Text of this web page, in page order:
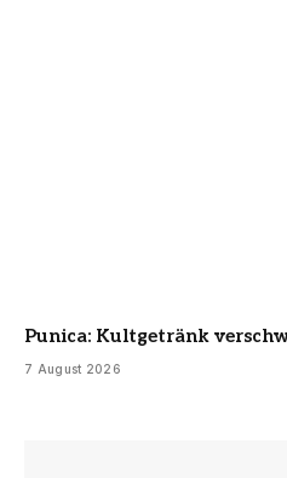
Punica: Kultgetränk
7 August 2026